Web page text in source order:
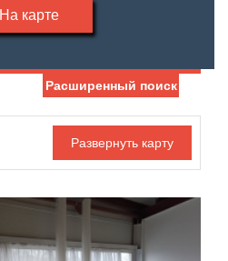
На карте
С фото
Отдельный вход
Расширенный поиск